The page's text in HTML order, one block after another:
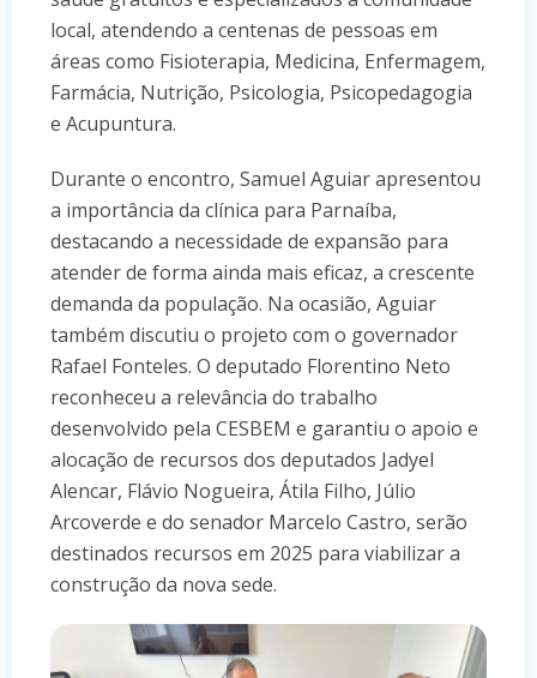
local, atendendo a centenas de pessoas em
áreas como Fisioterapia, Medicina, Enfermagem,
Farmácia, Nutrição, Psicologia, Psicopedagogia
e Acupuntura.
Durante o encontro, Samuel Aguiar apresentou
a importância da clínica para Parnaíba,
destacando a necessidade de expansão para
atender de forma ainda mais eficaz, a crescente
demanda da população. Na ocasião, Aguiar
também discutiu o projeto com o governador
Rafael Fonteles. O deputado Florentino Neto
reconheceu a relevância do trabalho
desenvolvido pela CESBEM e garantiu o apoio e
alocação de recursos dos deputados Jadyel
Alencar, Flávio Nogueira, Átila Filho, Júlio
Arcoverde e do senador Marcelo Castro, serão
destinados recursos em 2025 para viabilizar a
construção da nova sede.